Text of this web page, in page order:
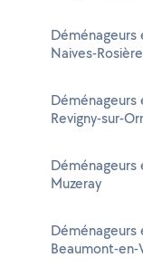
Naives-
Revigny-sur-
Muzeray
Beaumont-en-